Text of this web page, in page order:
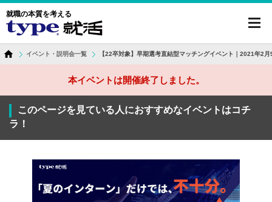
就職の本質を考える
イベント・説明会一覧 【22卒対象】早期選考直結型マッチングイベント｜2021年2月
本イベントは開催終了しました。
このページを見ている人におすすめなイベントはコチ
ラ！